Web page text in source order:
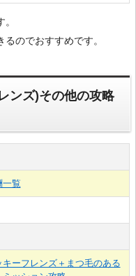
のでおすすめです。
ンズ)その他の攻略
一覧
キーフレンズ＋まつ毛のある